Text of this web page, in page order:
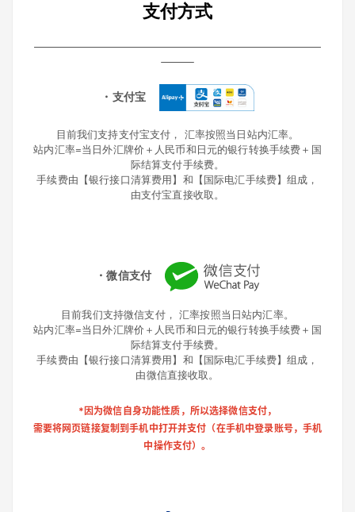
支付方式
・支付宝
目前我们支持支付宝支付， 汇率按照当日站内汇率。
站内汇率=当日外汇牌价＋人民币和日元的银行转换手续费＋国
际结算支付手续费。
手续费由【银行接口清算费用】和【国际电汇手续费】组成，
由支付宝直接收取。
・微信支付
目前我们支持微信支付， 汇率按照当日站内汇率。
站内汇率=当日外汇牌价＋人民币和日元的银行转换手续费＋国
际结算支付手续费。
手续费由【银行接口清算费用】和【国际电汇手续费】组成，
由微信直接收取。
*因为微信自身功能性质，所以选择微信支付，
需要将网页链接复制到手机中打开并支付（在手机中登录账号，手机
中操作支付）。